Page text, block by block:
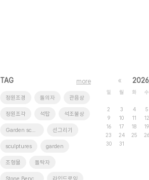
TAG
정원조경 돌의자 관음상
정원조각 석탑 석조불상
Garden sculptures 선그리기
sculptures garden
조형물 돌탁자
more «
일 월 화 수
2
3 4 5
9
10 11 12
16
17 18 19
23
24 25 26
30
31